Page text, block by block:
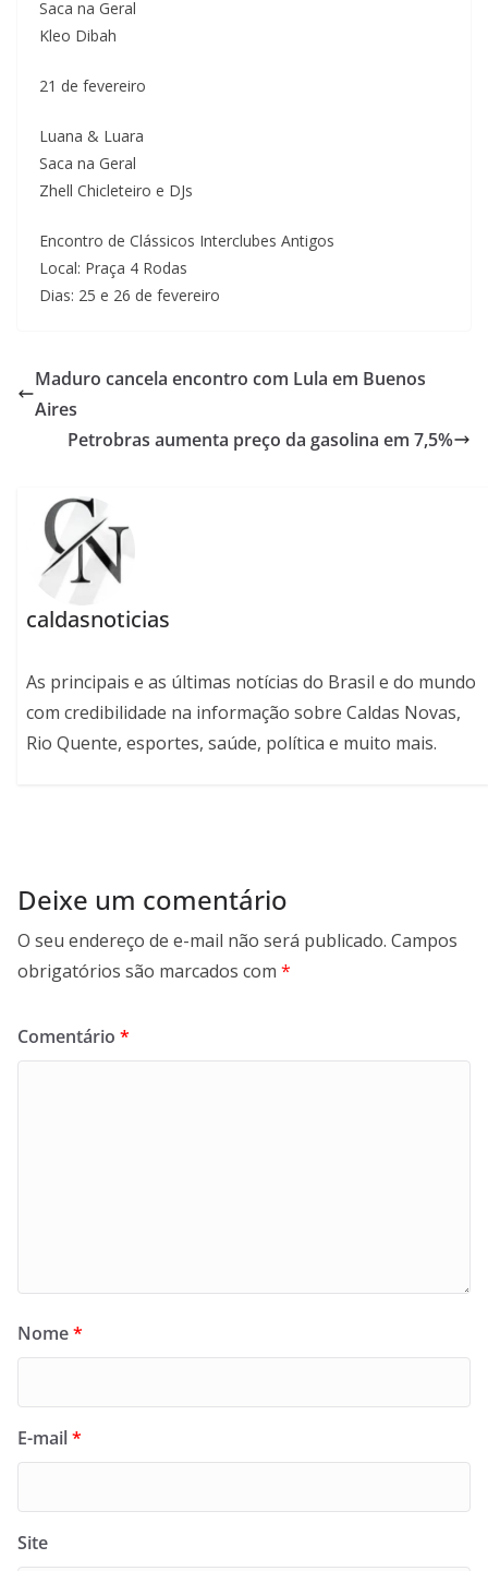
Saca na Geral
Kleo Dibah
21 de fevereiro
Luana & Luara
Saca na Geral
Zhell Chicleteiro e DJs
Encontro de Clássicos Interclubes Antigos
Local: Praça 4 Rodas
Dias: 25 e 26 de fevereiro
Maduro cancela encontro com Lula em Buenos
Aires
Petrobras aumenta preço da gasolina em 7,5%
caldasnoticias
As principais e as últimas notícias do Brasil e do mundo
com credibilidade na informação sobre Caldas Novas,
Rio Quente, esportes, saúde, política e muito mais.
Deixe um comentário
O seu endereço de e-mail não será publicado. Campos
obrigatórios são marcados com *
Comentário *
Nome*
E-mail*
Site